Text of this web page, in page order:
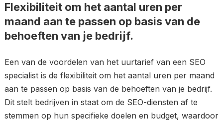
Flexibiliteit om het aantal uren per
maand aan te passen op basis van de
behoeften van je bedrijf.
Een van de voordelen van het uurtarief van een SEO
specialist is de flexibiliteit om het aantal uren per maand
aan te passen op basis van de behoeften van je bedrijf.
Dit stelt bedrijven in staat om de SEO-diensten af te
stemmen op hun specifieke doelen en budget, waardoor